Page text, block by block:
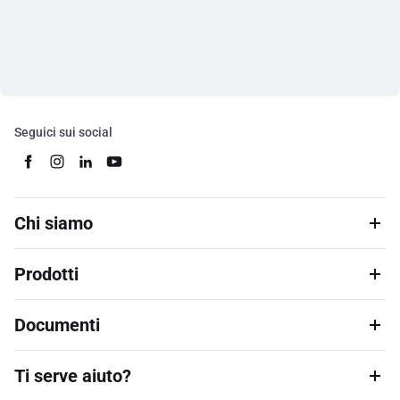
Seguici sui social
Chi siamo
Prodotti
Documenti
Ti serve aiuto?